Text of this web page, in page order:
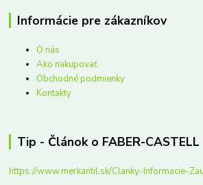
Informácie pre zákazníkov
O nás
Ako nakupovať
Obchodné podmienky
Kontakty
Tip - Článok o FABER-
https://www.merkantil.sk/Clanky-Informacie-